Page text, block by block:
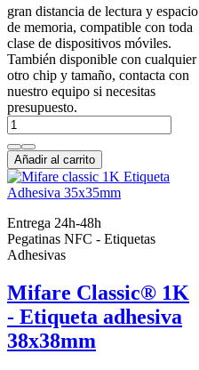
gran distancia de lectura y espacio
de memoria, compatible con toda
clase de dispositivos móviles.
También disponible con cualquier
otro chip y tamaño, contacta con
nuestro equipo si necesitas
presupuesto.
Añadir al carrito
Entrega 24h-48h
Pegatinas NFC - Etiquetas
Adhesivas
Mifare Classic® 1K
- Etiqueta adhesiva
38x38mm